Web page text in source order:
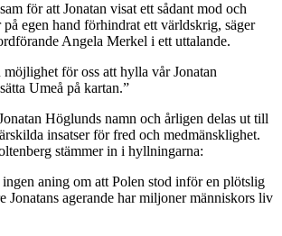
för att Jonatan visat ett sådant mod och
egen hand förhindrat ett världskrig, säger
Angela Merkel i ett uttalande.
möjlighet för oss att hylla vår Jonatan
Umeå på kartan.”
Höglunds namn och årligen delas ut till
insatser för fred och medmänsklighet.
stämmer in i hyllningarna:
aning om att Polen stod inför en plötslig
Jonatans agerande har miljoner människors liv